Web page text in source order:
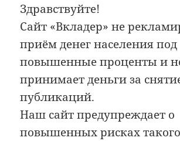
Здравствуйте!
Сайт «Вкладер» не
приём денег населения под
повышенные проценты и
принимает деньги за
публикаций.
Наш сайт предупреждает о
повышенных рисках